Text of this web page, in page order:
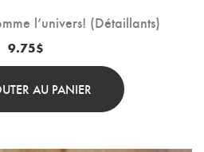
l’univers! (Détaillants)
9.75$
AU PANIER